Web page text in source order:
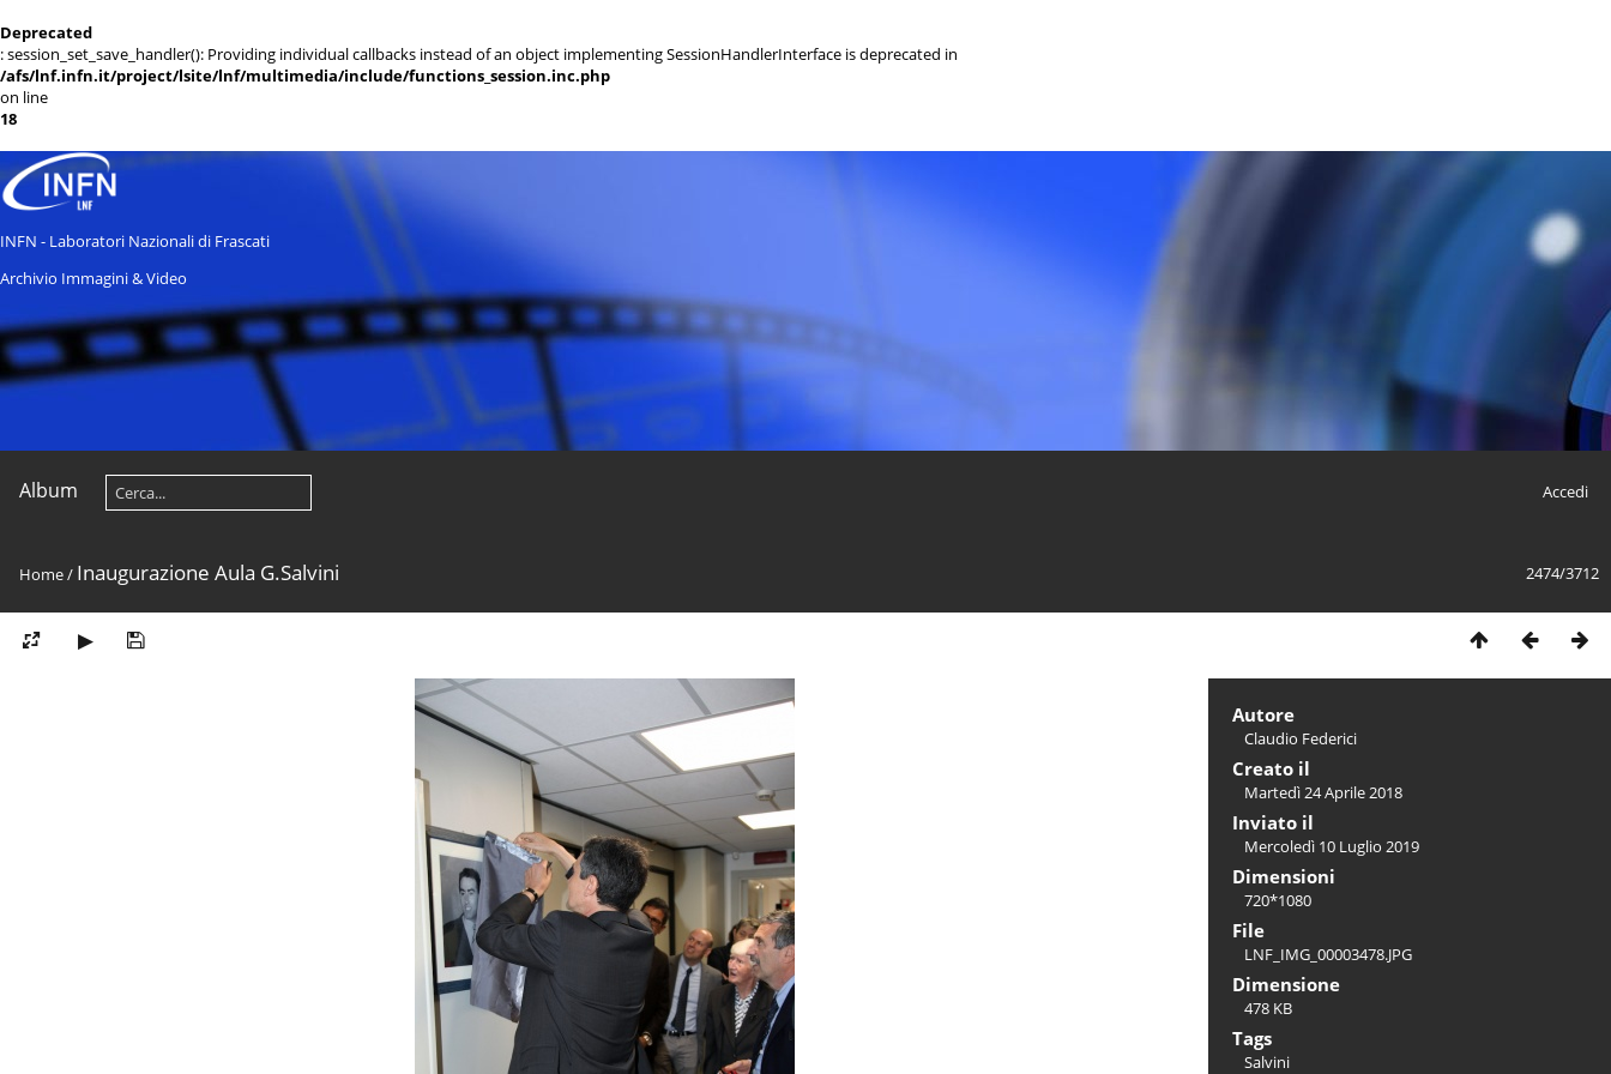
Deprecated
: session_set_save_handler(): Providing individual callbacks instead of an object implementing SessionHandlerInterface is deprecated in
/afs/lnf.infn.it/project/lsite/lnf/multimedia/include/functions_session.inc.php
on line
18
INFN - Laboratori Nazionali di Frascati
Archivio Immagini & Video
Album Accedi
2474/3712
Home/ Inaugurazione Aula G.Salvini
Autore
Claudio Federici
Creato il
Martedì 24 Aprile 2018
Inviato il
Mercoledì 10 Luglio 2019
Dimensioni
720*1080
File
LNF_IMG_00003478.JPG
Dimensione
478 KB
Tags
Salvini